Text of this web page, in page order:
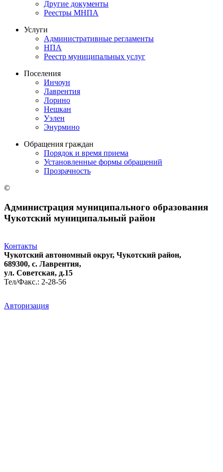
Другие документы
Реестры МНПА
Услуги
Административные регламенты
НПА
Реестр муниципальных услуг
Поселения
Инчоун
Лаврентия
Лорино
Нешкан
Уэлен
Энурмино
Обращения граждан
Порядок и время приема
Установленные формы обращений
Прозрачность
©
Администрация муниципального образования
Чукотский муниципальный район
Контакты
Чукотский автономный округ, Чукотский район,
689300, с. Лаврентия,
ул. Советская, д.15
Тел/Факс.: 2-28-56
Авторизация